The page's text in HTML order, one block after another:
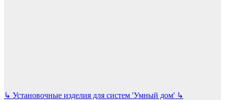
↳ Установочные изделия для систем 'Умный дом' ↳